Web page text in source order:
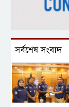
সর্বশেষ সংবাদ